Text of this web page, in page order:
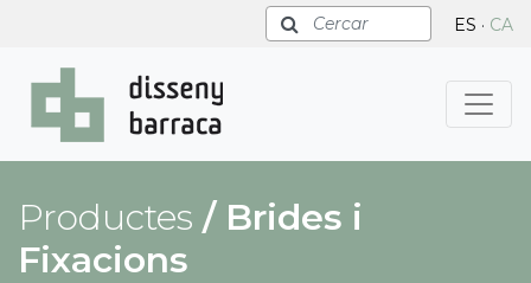
Cercar
ES · CA
Productes / Brides i
Fixacions